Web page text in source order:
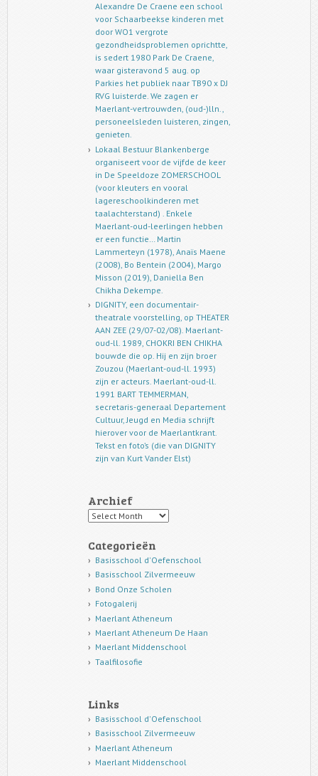
Alexandre De Craene een school
voor Schaarbeekse kinderen met
door WO1 vergrote
gezondheidsproblemen oprichtte,
is sedert 1980 Park De Craene,
waar gisteravond 5 aug. op
Parkies het publiek naar TB90 x DJ
RVG luisterde. We zagen er
Maerlant-vertrouwden, (oud-)lln.,
personeelsleden luisteren, zingen,
genieten.
Lokaal Bestuur Blankenberge
organiseert voor de vijfde de keer
in De Speeldoze ZOMERSCHOOL
(voor kleuters en vooral
lagereschoolkinderen met
taalachterstand) . Enkele
Maerlant-oud-leerlingen hebben
er een functie… Martin
Lammerteyn (1978), Anaïs Maene
(2008), Bo Bentein (2004), Margo
Misson (2019), Daniella Ben
Chikha Dekempe.
DIGNITY, een documentair-
theatrale voorstelling, op THEATER
AAN ZEE (29/07-02/08). Maerlant-
oud-ll. 1989, CHOKRI BEN CHIKHA
bouwde die op. Hij en zijn broer
Zouzou (Maerlant-oud-ll. 1993)
zijn er acteurs. Maerlant-oud-ll.
1991 BART TEMMERMAN,
secretaris-generaal Departement
Cultuur, Jeugd en Media schrijft
hierover voor de Maerlantkrant.
Tekst en foto’s (die van DIGNITY
zijn van Kurt Vander Elst)
Archief
Archief
Categorieën
Basisschool d'Oefenschool
Basisschool Zilvermeeuw
Bond Onze Scholen
Fotogalerij
Maerlant Atheneum
Maerlant Atheneum De Haan
Maerlant Middenschool
Taalfilosofie
Links
Basisschool d'Oefenschool
Basisschool Zilvermeeuw
Maerlant Atheneum
Maerlant Middenschool